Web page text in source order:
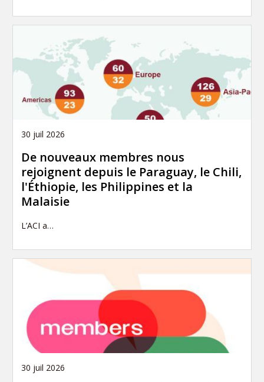
30 juil 2026
De nouveaux membres nous
rejoignent depuis le Paraguay, le Chili,
l'Éthiopie, les Philippines et la
Malaisie
L’ACI a…
30 juil 2026